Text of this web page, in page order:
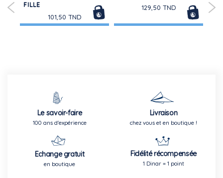
FILLE
101,50 TND
129,50 TND
Le savoir-faire
100 ans d'expérience
Livraison
chez vous et en boutique !
Echange gratuit
en boutique
Fidélité récompensée
1 Dinar = 1 point